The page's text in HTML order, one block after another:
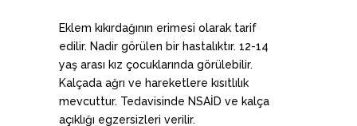
Eklem kıkırdağının erimesi olarak tarif
edilir. Nadir görülen bir hastalıktır. 12-14
yaş arası kız çocuklarında görülebilir.
Kalçada ağrı ve hareketlere kısıtlılık
mevcuttur. Tedavisinde NSAİD ve kalça
açıklığı egzersizleri verilir.